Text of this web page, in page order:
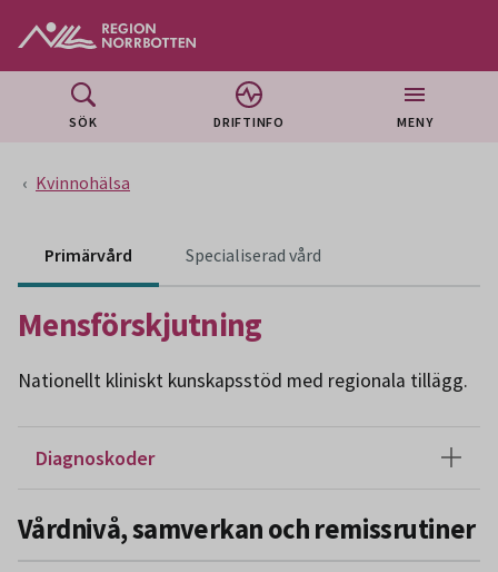
SÖK DRIFTINFO MENY
Kvinnohälsa
Primärvård Specialiserad vård
Mensförskjutning
Nationellt kliniskt kunskapsstöd med regionala tillägg.
Diagnoskoder
Vårdnivå, samverkan och remissrutiner